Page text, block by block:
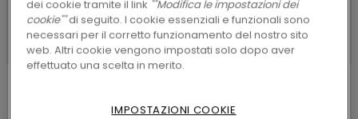
dei cookie tramite il link ""Modifica le impostazioni dei
cookie""di seguito. I cookie essenziali e funzionali sono
necessari per il corretto funzionamento del nostro sito
web. Altri cookie vengono impostati solo dopo aver
effettuato una scelta in merito.
IMPOSTAZIONI COOKIE